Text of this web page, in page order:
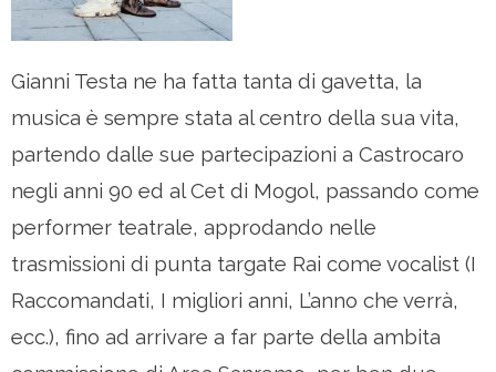
Gianni Testa ne ha fatta tanta di gavetta, la
musica è sempre stata al centro della sua vita,
partendo dalle sue partecipazioni a Castrocaro
negli anni 90 ed al Cet di Mogol, passando come
performer teatrale, approdando nelle
trasmissioni di punta targate Rai come vocalist (I
Raccomandati, I migliori anni, L’anno che verrà,
ecc.), fino ad arrivare a far parte della ambita